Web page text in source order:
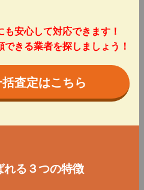
安心して対応できます！
きる業者を探しましょう！
査定はこちら
る３つの特徴